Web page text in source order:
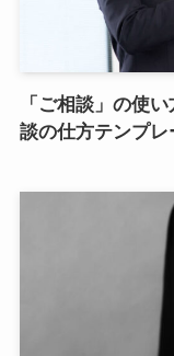
「ご相談」の使
談の仕方テンプレ